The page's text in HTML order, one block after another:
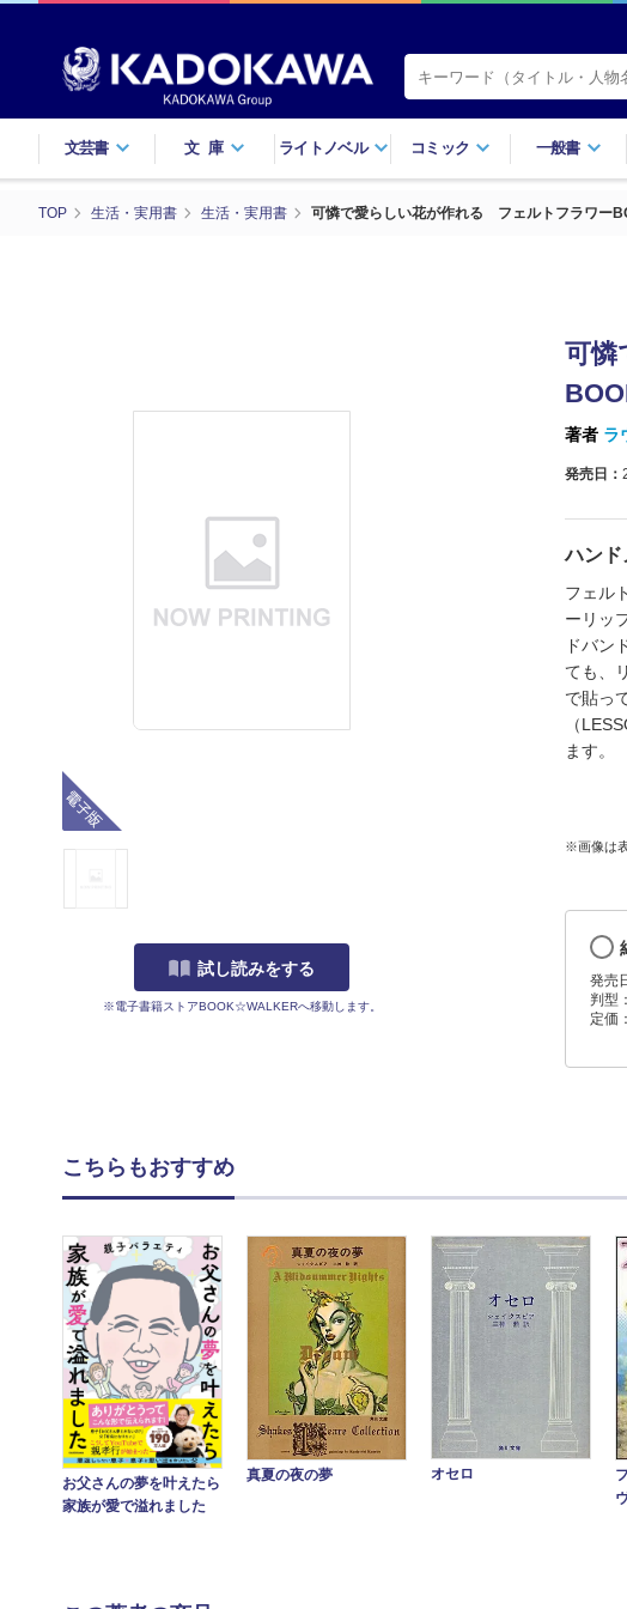
文芸書 文庫 ライトノベル コミック 一般書
TOP 生活・実用書 生活・実用書 可憐で愛らしい花が作れる フェルトフラワー
試し読みをする
※電子書籍ストアBOOK☆WALKERへ移動します。
可
著者 ラ
発売日：
ハンド
フェル
ーリッ
ドバン
ても、
で貼っ
（
ます。
※画像は
発売
判型
定価
こちらもおすすめ
お父さんの夢を叶えたら
家族が愛で溢れました
真夏の夜の夢 オセロ